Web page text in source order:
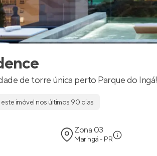
de torre única perto Parque do Ingá!
imóvel nos últimos 90 dias
Zona 03
Maringá - PR